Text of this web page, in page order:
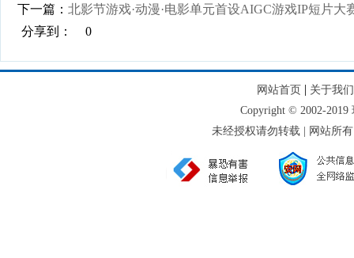
下一篇： 北影节游戏·动漫·电影单元首设AIGC游戏IP短片大
分享到：
0
网站首页| 关于我们
Copyright © 2002-2019
未经授权请勿转载 | 网站所